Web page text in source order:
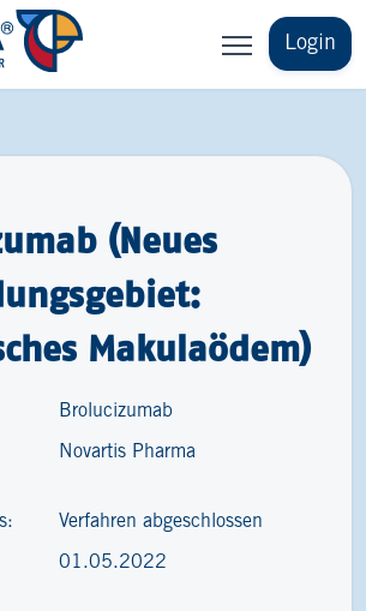
Login
(Neues
Makulaödem)
Brolucizumab
Novartis Pharma
Verfahren abgeschlossen
01.05.2022